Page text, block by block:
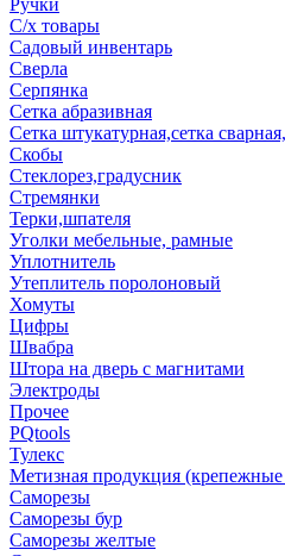
Ручки
С/х товары
Садовый инвентарь
Сверла
Серпянка
Сетка абразивная
Сетка штукатурная,сетка
Скобы
Стеклорез,градусник
Стремянки
Терки,шпателя
Уголки мебельные, рамные
Уплотнитель
Утеплитель поролоновый
Хомуты
Цифры
Швабра
Штора на дверь с магнитами
Электроды
Прочее
PQtools
Тулекс
Метизная продукция
Саморезы
Саморезы бур
Саморезы желтые